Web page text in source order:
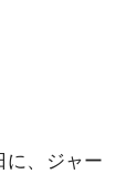
に、ジャー